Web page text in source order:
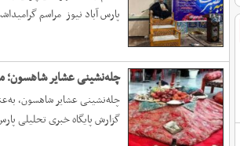
پارس آباد نیوز مراسم گرامیداشت ۸ دی، روز پارس‌آباد و ۹ دی،
چله‌نشینی عشایر شاهسون؛
چله‌نشینی عشایر شاهسون،
گزارش پایگاه خبری تحلیلی